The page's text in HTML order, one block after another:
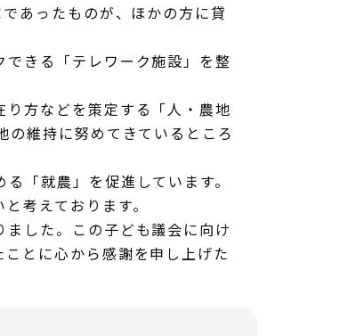
あったものが、ほかの方に貸
きる「テレワーク施設」を整
方などを策定する「人・農地
維持に努めてきているところ
「就農」を促進しています。
考えております。
した。この子ども議会に向け
とに心から感謝を申し上げた